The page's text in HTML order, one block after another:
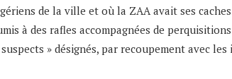
de la ville et où la ZAA avait ses
à des rafles accompagnées de
» désignés, par recoupement avec